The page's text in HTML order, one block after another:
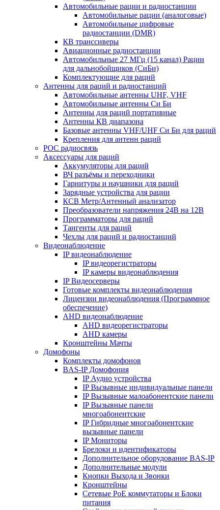
Автомобильные рации и радиостанции
Автомобильные рации (аналоговые)
Автомобильные цифровые
радиостанции (DMR)
КВ транссиверы
Авиационные радиостанции
Автомобильные 27 МГц (15 канал) Рации
для дальнобойщиков (СиБи)
Комплектующие для раций
Антенны для раций и радиостанций
Автомобильные антенны UHF, VHF
Автомобильные антенны Си Би
Антенны для раций портативные
Антенны КВ диапазона
Базовые антенны VHF/UHF Си Би для раций
Крепления для антенн раций
POC радиосвязь
Аксессуары для раций
Аккумуляторы для раций
ВЧ разъёмы и переходники
Гарнитуры и наушники для раций
Зарядные устройства для рации
КСВ Метр/Антенный анализатор
Преобразователи напряжения 24В на 12В
Программаторы для раций
Тангенты для раций
Чехлы для раций и радиостанций
Видеонаблюдение
IP видеонаблюдение
IP видеорегистраторы
IP камеры видеонаблюдения
IP Видеосерверы
Готовые комплекты видеонаблюдения
Лицензии видеонаблюдения (Программное
обеспечение)
AHD видеонаблюдение
AHD видеорегистраторы
AHD камеры
Кронштейны Мачты
Домофоны
Комплекты домофонов
BAS-IP Домофония
IP Аудио устройства
IP Вызывные индивидуальные панели
IP Вызывные малоабонентские панели
IP Вызывные панели
многоабонентские
IP Гибридные многоабонентские
вызывные панели
IP Мониторы
Брелоки и идентификаторы
Дополнительное оборудование BAS-IP
Дополнительные модули
Кнопки Выхода и Звонки
Кронштейны
Сетевые PoE коммутаторы и Блоки
питания